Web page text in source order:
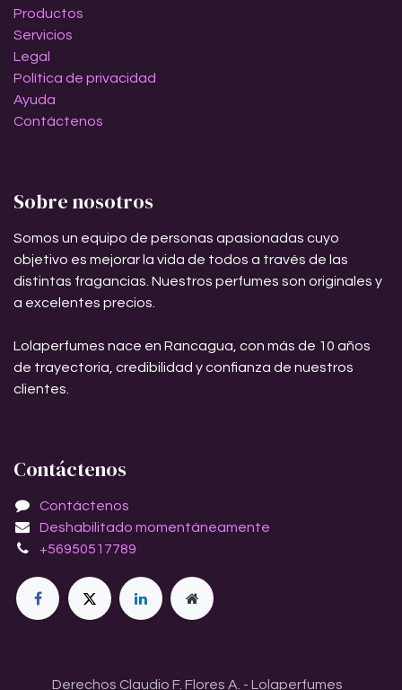
Productos
Servicios
Legal
Política de privacidad
Ayuda
Contáctenos
Sobre nosotros
Somos un equipo de personas apasionadas cuyo
objetivo es mejorar la vida de todos a través de las
distintas fragancias. Nuestros perfumes son originales y
a excelentes precios.
Lolaperfumes nace en Rancagua, con más de 10 años
de trayectoria, credibilidad y confianza de nuestros
clientes.
Contáctenos
Contáctenos
Deshabilitado momentáneamente
+56950517789
Derechos Claudio F. Flores A. - Lolaperfumes